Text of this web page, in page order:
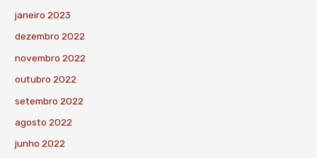
janeiro 2023
dezembro 2022
novembro 2022
outubro 2022
setembro 2022
agosto 2022
junho 2022